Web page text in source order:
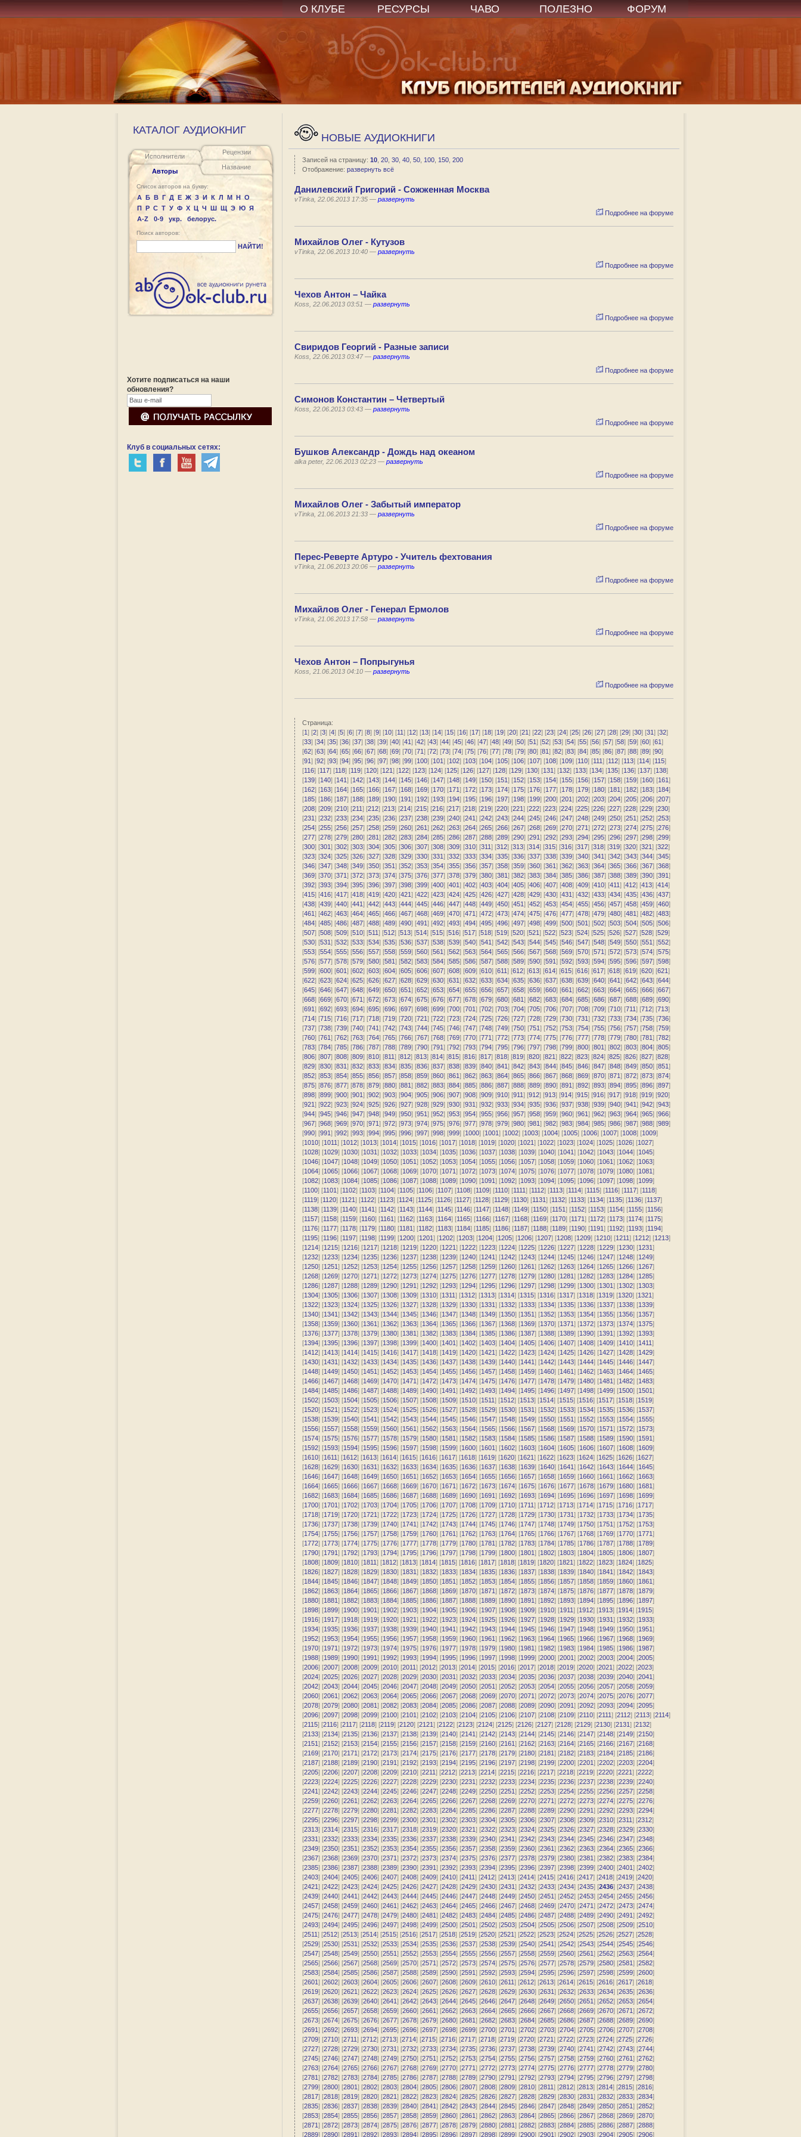
О КЛУБЕ РЕСУРСЫ ЧАВО ПОЛЕЗНО ФОРУМ
КАТАЛОГ АУДИОКНИГ
Исполнители
Авторы
Рецензии
Название
Список авторов на букву:
А Б В Г Д Е Ж З И К Л М Н О
П Р С Т У Ф Х Ц Ч Ш Щ Э Ю Я
A-Z
0-9 укр. белорус.
Поиск авторов:
НАЙТИ!
Хотите подписаться на наши
обновления?
Клуб в социальных сетях:
НОВЫЕ АУДИОКНИГИ
Записей на страницу: 10, 20, 30, 40, 50, 100, 150, 200
Отображение: развернуть всё
Данилевский Григорий - Сожженная Москва
vTinka, 22.06.2013 17:35 — развернуть
Подробнее на форуме
Михайлов Олег - Кутузов
vTinka, 22.06.2013 10:40 — развернуть
Подробнее на форуме
Чехов Антон – Чайка
Koss, 22.06.2013 03:51 — развернуть
Подробнее на форуме
Свиридов Георгий - Разные записи
Koss, 22.06.2013 03:47 — развернуть
Подробнее на форуме
Симонов Константин – Четвертый
Koss, 22.06.2013 03:43 — развернуть
Подробнее на форуме
Бушков Александр - Дождь над океаном
alka peter, 22.06.2013 02:23 — развернуть
Подробнее на форуме
Михайлов Олег - Забытый император
vTinka, 21.06.2013 21:33 — развернуть
Подробнее на форуме
Перес-Реверте Артуро - Учитель фехтования
vTinka, 21.06.2013 20:06 — развернуть
Подробнее на форуме
Михайлов Олег - Генерал Ермолов
vTinka, 21.06.2013 17:58 — развернуть
Подробнее на форуме
Чехов Антон – Попрыгунья
Koss, 21.06.2013 04:10 — развернуть
Подробнее на форуме
Страница:
[1] [2] [3] [4] [5] [6] [7] [8] [9] [10] [11] [12] [13] [14] [15] [16] [17] [18] [19] [20] [21] [22] [23] [24] [25] [26] [27] [28] [29] [30] [31] [32]
[33] [34] [35] [36] [37] [38] [39] [40] [41] [42] [43] [44] [45] [46] [47] [48] [49] [50] [51] [52] [53] [54] [55] [56] [57] [58] [59] [60] [61]
[62] [63] [64] [65] [66] [67] [68] [69] [70] [71] [72] [73] [74] [75] [76] [77] [78] [79] [80] [81] [82] [83] [84] [85] [86] [87] [88] [89] [90]
[91] [92] [93] [94] [95] [96] [97] [98] [99] [100] [101] [102] [103] [104] [105] [106] [107] [108] [109] [110] [111] [112] [113] [114] [115]
[116] [117] [118] [119] [120] [121] [122] [123] [124] [125] [126] [127] [128] [129] [130] [131] [132] [133] [134] [135] [136] [137] [138]
[139] [140] [141] [142] [143] [144] [145] [146] [147] [148] [149] [150] [151] [152] [153] [154] [155] [156] [157] [158] [159] [160] [161]
[162] [163] [164] [165] [166] [167] [168] [169] [170] [171] [172] [173] [174] [175] [176] [177] [178] [179] [180] [181] [182] [183] [184]
[185] [186] [187] [188] [189] [190] [191] [192] [193] [194] [195] [196] [197] [198] [199] [200] [201] [202] [203] [204] [205] [206] [207]
[208] [209] [210] [211] [212] [213] [214] [215] [216] [217] [218] [219] [220] [221] [222] [223] [224] [225] [226] [227] [228] [229] [230]
[231] [232] [233] [234] [235] [236] [237] [238] [239] [240] [241] [242] [243] [244] [245] [246] [247] [248] [249] [250] [251] [252] [253]
[254] [255] [256] [257] [258] [259] [260] [261] [262] [263] [264] [265] [266] [267] [268] [269] [270] [271] [272] [273] [274] [275] [276]
[277] [278] [279] [280] [281] [282] [283] [284] [285] [286] [287] [288] [289] [290] [291] [292] [293] [294] [295] [296] [297] [298] [299]
[300] [301] [302] [303] [304] [305] [306] [307] [308] [309] [310] [311] [312] [313] [314] [315] [316] [317] [318] [319] [320] [321] [322]
[323] [324] [325] [326] [327] [328] [329] [330] [331] [332] [333] [334] [335] [336] [337] [338] [339] [340] [341] [342] [343] [344] [345]
[346] [347] [348] [349] [350] [351] [352] [353] [354] [355] [356] [357] [358] [359] [360] [361] [362] [363] [364] [365] [366] [367] [368]
[369] [370] [371] [372] [373] [374] [375] [376] [377] [378] [379] [380] [381] [382] [383] [384] [385] [386] [387] [388] [389] [390] [391]
[392] [393] [394] [395] [396] [397] [398] [399] [400] [401] [402] [403] [404] [405] [406] [407] [408] [409] [410] [411] [412] [413] [414]
[415] [416] [417] [418] [419] [420] [421] [422] [423] [424] [425] [426] [427] [428] [429] [430] [431] [432] [433] [434] [435] [436] [437]
[438] [439] [440] [441] [442] [443] [444] [445] [446] [447] [448] [449] [450] [451] [452] [453] [454] [455] [456] [457] [458] [459] [460]
[461] [462] [463] [464] [465] [466] [467] [468] [469] [470] [471] [472] [473] [474] [475] [476] [477] [478] [479] [480] [481] [482] [483]
[484] [485] [486] [487] [488] [489] [490] [491] [492] [493] [494] [495] [496] [497] [498] [499] [500] [501] [502] [503] [504] [505] [506]
[507] [508] [509] [510] [511] [512] [513] [514] [515] [516] [517] [518] [519] [520] [521] [522] [523] [524] [525] [526] [527] [528] [529]
[530] [531] [532] [533] [534] [535] [536] [537] [538] [539] [540] [541] [542] [543] [544] [545] [546] [547] [548] [549] [550] [551] [552]
[553] [554] [555] [556] [557] [558] [559] [560] [561] [562] [563] [564] [565] [566] [567] [568] [569] [570] [571] [572] [573] [574] [575]
[576] [577] [578] [579] [580] [581] [582] [583] [584] [585] [586] [587] [588] [589] [590] [591] [592] [593] [594] [595] [596] [597] [598]
[599] [600] [601] [602] [603] [604] [605] [606] [607] [608] [609] [610] [611] [612] [613] [614] [615] [616] [617] [618] [619] [620] [621]
[622] [623] [624] [625] [626] [627] [628] [629] [630] [631] [632] [633] [634] [635] [636] [637] [638] [639] [640] [641] [642] [643] [644]
[645] [646] [647] [648] [649] [650] [651] [652] [653] [654] [655] [656] [657] [658] [659] [660] [661] [662] [663] [664] [665] [666] [667]
[668] [669] [670] [671] [672] [673] [674] [675] [676] [677] [678] [679] [680] [681] [682] [683] [684] [685] [686] [687] [688] [689] [690]
[691] [692] [693] [694] [695] [696] [697] [698] [699] [700] [701] [702] [703] [704] [705] [706] [707] [708] [709] [710] [711] [712] [713]
[714] [715] [716] [717] [718] [719] [720] [721] [722] [723] [724] [725] [726] [727] [728] [729] [730] [731] [732] [733] [734] [735] [736]
[737] [738] [739] [740] [741] [742] [743] [744] [745] [746] [747] [748] [749] [750] [751] [752] [753] [754] [755] [756] [757] [758] [759]
[760] [761] [762] [763] [764] [765] [766] [767] [768] [769] [770] [771] [772] [773] [774] [775] [776] [777] [778] [779] [780] [781] [782]
[783] [784] [785] [786] [787] [788] [789] [790] [791] [792] [793] [794] [795] [796] [797] [798] [799] [800] [801] [802] [803] [804] [805]
[806] [807] [808] [809] [810] [811] [812] [813] [814] [815] [816] [817] [818] [819] [820] [821] [822] [823] [824] [825] [826] [827] [828]
[829] [830] [831] [832] [833] [834] [835] [836] [837] [838] [839] [840] [841] [842] [843] [844] [845] [846] [847] [848] [849] [850] [851]
[852] [853] [854] [855] [856] [857] [858] [859] [860] [861] [862] [863] [864] [865] [866] [867] [868] [869] [870] [871] [872] [873] [874]
[875] [876] [877] [878] [879] [880] [881] [882] [883] [884] [885] [886] [887] [888] [889] [890] [891] [892] [893] [894] [895] [896] [897]
[898] [899] [900] [901] [902] [903] [904] [905] [906] [907] [908] [909] [910] [911] [912] [913] [914] [915] [916] [917] [918] [919] [920]
[921] [922] [923] [924] [925] [926] [927] [928] [929] [930] [931] [932] [933] [934] [935] [936] [937] [938] [939] [940] [941] [942] [943]
[944] [945] [946] [947] [948] [949] [950] [951] [952] [953] [954] [955] [956] [957] [958] [959] [960] [961] [962] [963] [964] [965] [966]
[967] [968] [969] [970] [971] [972] [973] [974] [975] [976] [977] [978] [979] [980] [981] [982] [983] [984] [985] [986] [987] [988] [989]
[990] [991] [992] [993] [994] [995] [996] [997] [998] [999] [1000] [1001] [1002] [1003] [1004] [1005] [1006] [1007] [1008] [1009]
[1010] [1011] [1012] [1013] [1014] [1015] [1016] [1017] [1018] [1019] [1020] [1021] [1022] [1023] [1024] [1025] [1026] [1027]
[1028] [1029] [1030] [1031] [1032] [1033] [1034] [1035] [1036] [1037] [1038] [1039] [1040] [1041] [1042] [1043] [1044] [1045]
[1046] [1047] [1048] [1049] [1050] [1051] [1052] [1053] [1054] [1055] [1056] [1057] [1058] [1059] [1060] [1061] [1062] [1063]
[1064] [1065] [1066] [1067] [1068] [1069] [1070] [1071] [1072] [1073] [1074] [1075] [1076] [1077] [1078] [1079] [1080] [1081]
[1082] [1083] [1084] [1085] [1086] [1087] [1088] [1089] [1090] [1091] [1092] [1093] [1094] [1095] [1096] [1097] [1098] [1099]
[1100] [1101] [1102] [1103] [1104] [1105] [1106] [1107] [1108] [1109] [1110] [1111] [1112] [1113] [1114] [1115] [1116] [1117] [1118]
[1119] [1120] [1121] [1122] [1123] [1124] [1125] [1126] [1127] [1128] [1129] [1130] [1131] [1132] [1133] [1134] [1135] [1136] [1137]
[1138] [1139] [1140] [1141] [1142] [1143] [1144] [1145] [1146] [1147] [1148] [1149] [1150] [1151] [1152] [1153] [1154] [1155] [1156]
[1157] [1158] [1159] [1160] [1161] [1162] [1163] [1164] [1165] [1166] [1167] [1168] [1169] [1170] [1171] [1172] [1173] [1174] [1175]
[1176] [1177] [1178] [1179] [1180] [1181] [1182] [1183] [1184] [1185] [1186] [1187] [1188] [1189] [1190] [1191] [1192] [1193] [1194]
[1195] [1196] [1197] [1198] [1199] [1200] [1201] [1202] [1203] [1204] [1205] [1206] [1207] [1208] [1209] [1210] [1211] [1212] [1213]
[1214] [1215] [1216] [1217] [1218] [1219] [1220] [1221] [1222] [1223] [1224] [1225] [1226] [1227] [1228] [1229] [1230] [1231]
[1232] [1233] [1234] [1235] [1236] [1237] [1238] [1239] [1240] [1241] [1242] [1243] [1244] [1245] [1246] [1247] [1248] [1249]
[1250] [1251] [1252] [1253] [1254] [1255] [1256] [1257] [1258] [1259] [1260] [1261] [1262] [1263] [1264] [1265] [1266] [1267]
[1268] [1269] [1270] [1271] [1272] [1273] [1274] [1275] [1276] [1277] [1278] [1279] [1280] [1281] [1282] [1283] [1284] [1285]
[1286] [1287] [1288] [1289] [1290] [1291] [1292] [1293] [1294] [1295] [1296] [1297] [1298] [1299] [1300] [1301] [1302] [1303]
[1304] [1305] [1306] [1307] [1308] [1309] [1310] [1311] [1312] [1313] [1314] [1315] [1316] [1317] [1318] [1319] [1320] [1321]
[1322] [1323] [1324] [1325] [1326] [1327] [1328] [1329] [1330] [1331] [1332] [1333] [1334] [1335] [1336] [1337] [1338] [1339]
[1340] [1341] [1342] [1343] [1344] [1345] [1346] [1347] [1348] [1349] [1350] [1351] [1352] [1353] [1354] [1355] [1356] [1357]
[1358] [1359] [1360] [1361] [1362] [1363] [1364] [1365] [1366] [1367] [1368] [1369] [1370] [1371] [1372] [1373] [1374] [1375]
[1376] [1377] [1378] [1379] [1380] [1381] [1382] [1383] [1384] [1385] [1386] [1387] [1388] [1389] [1390] [1391] [1392] [1393]
[1394] [1395] [1396] [1397] [1398] [1399] [1400] [1401] [1402] [1403] [1404] [1405] [1406] [1407] [1408] [1409] [1410] [1411]
[1412] [1413] [1414] [1415] [1416] [1417] [1418] [1419] [1420] [1421] [1422] [1423] [1424] [1425] [1426] [1427] [1428] [1429]
[1430] [1431] [1432] [1433] [1434] [1435] [1436] [1437] [1438] [1439] [1440] [1441] [1442] [1443] [1444] [1445] [1446] [1447]
[1448] [1449] [1450] [1451] [1452] [1453] [1454] [1455] [1456] [1457] [1458] [1459] [1460] [1461] [1462] [1463] [1464] [1465]
[1466] [1467] [1468] [1469] [1470] [1471] [1472] [1473] [1474] [1475] [1476] [1477] [1478] [1479] [1480] [1481] [1482] [1483]
[1484] [1485] [1486] [1487] [1488] [1489] [1490] [1491] [1492] [1493] [1494] [1495] [1496] [1497] [1498] [1499] [1500] [1501]
[1502] [1503] [1504] [1505] [1506] [1507] [1508] [1509] [1510] [1511] [1512] [1513] [1514] [1515] [1516] [1517] [1518] [1519]
[1520] [1521] [1522] [1523] [1524] [1525] [1526] [1527] [1528] [1529] [1530] [1531] [1532] [1533] [1534] [1535] [1536] [1537]
[1538] [1539] [1540] [1541] [1542] [1543] [1544] [1545] [1546] [1547] [1548] [1549] [1550] [1551] [1552] [1553] [1554] [1555]
[1556] [1557] [1558] [1559] [1560] [1561] [1562] [1563] [1564] [1565] [1566] [1567] [1568] [1569] [1570] [1571] [1572] [1573]
[1574] [1575] [1576] [1577] [1578] [1579] [1580] [1581] [1582] [1583] [1584] [1585] [1586] [1587] [1588] [1589] [1590] [1591]
[1592] [1593] [1594] [1595] [1596] [1597] [1598] [1599] [1600] [1601] [1602] [1603] [1604] [1605] [1606] [1607] [1608] [1609]
[1610] [1611] [1612] [1613] [1614] [1615] [1616] [1617] [1618] [1619] [1620] [1621] [1622] [1623] [1624] [1625] [1626] [1627]
[1628] [1629] [1630] [1631] [1632] [1633] [1634] [1635] [1636] [1637] [1638] [1639] [1640] [1641] [1642] [1643] [1644] [1645]
[1646] [1647] [1648] [1649] [1650] [1651] [1652] [1653] [1654] [1655] [1656] [1657] [1658] [1659] [1660] [1661] [1662] [1663]
[1664] [1665] [1666] [1667] [1668] [1669] [1670] [1671] [1672] [1673] [1674] [1675] [1676] [1677] [1678] [1679] [1680] [1681]
[1682] [1683] [1684] [1685] [1686] [1687] [1688] [1689] [1690] [1691] [1692] [1693] [1694] [1695] [1696] [1697] [1698] [1699]
[1700] [1701] [1702] [1703] [1704] [1705] [1706] [1707] [1708] [1709] [1710] [1711] [1712] [1713] [1714] [1715] [1716] [1717]
[1718] [1719] [1720] [1721] [1722] [1723] [1724] [1725] [1726] [1727] [1728] [1729] [1730] [1731] [1732] [1733] [1734] [1735]
[1736] [1737] [1738] [1739] [1740] [1741] [1742] [1743] [1744] [1745] [1746] [1747] [1748] [1749] [1750] [1751] [1752] [1753]
[1754] [1755] [1756] [1757] [1758] [1759] [1760] [1761] [1762] [1763] [1764] [1765] [1766] [1767] [1768] [1769] [1770] [1771]
[1772] [1773] [1774] [1775] [1776] [1777] [1778] [1779] [1780] [1781] [1782] [1783] [1784] [1785] [1786] [1787] [1788] [1789]
[1790] [1791] [1792] [1793] [1794] [1795] [1796] [1797] [1798] [1799] [1800] [1801] [1802] [1803] [1804] [1805] [1806] [1807]
[1808] [1809] [1810] [1811] [1812] [1813] [1814] [1815] [1816] [1817] [1818] [1819] [1820] [1821] [1822] [1823] [1824] [1825]
[1826] [1827] [1828] [1829] [1830] [1831] [1832] [1833] [1834] [1835] [1836] [1837] [1838] [1839] [1840] [1841] [1842] [1843]
[1844] [1845] [1846] [1847] [1848] [1849] [1850] [1851] [1852] [1853] [1854] [1855] [1856] [1857] [1858] [1859] [1860] [1861]
[1862] [1863] [1864] [1865] [1866] [1867] [1868] [1869] [1870] [1871] [1872] [1873] [1874] [1875] [1876] [1877] [1878] [1879]
[1880] [1881] [1882] [1883] [1884] [1885] [1886] [1887] [1888] [1889] [1890] [1891] [1892] [1893] [1894] [1895] [1896] [1897]
[1898] [1899] [1900] [1901] [1902] [1903] [1904] [1905] [1906] [1907] [1908] [1909] [1910] [1911] [1912] [1913] [1914] [1915]
[1916] [1917] [1918] [1919] [1920] [1921] [1922] [1923] [1924] [1925] [1926] [1927] [1928] [1929] [1930] [1931] [1932] [1933]
[1934] [1935] [1936] [1937] [1938] [1939] [1940] [1941] [1942] [1943] [1944] [1945] [1946] [1947] [1948] [1949] [1950] [1951]
[1952] [1953] [1954] [1955] [1956] [1957] [1958] [1959] [1960] [1961] [1962] [1963] [1964] [1965] [1966] [1967] [1968] [1969]
[1970] [1971] [1972] [1973] [1974] [1975] [1976] [1977] [1978] [1979] [1980] [1981] [1982] [1983] [1984] [1985] [1986] [1987]
[1988] [1989] [1990] [1991] [1992] [1993] [1994] [1995] [1996] [1997] [1998] [1999] [2000] [2001] [2002] [2003] [2004] [2005]
[2006] [2007] [2008] [2009] [2010] [2011] [2012] [2013] [2014] [2015] [2016] [2017] [2018] [2019] [2020] [2021] [2022] [2023]
[2024] [2025] [2026] [2027] [2028] [2029] [2030] [2031] [2032] [2033] [2034] [2035] [2036] [2037] [2038] [2039] [2040] [2041]
[2042] [2043] [2044] [2045] [2046] [2047] [2048] [2049] [2050] [2051] [2052] [2053] [2054] [2055] [2056] [2057] [2058] [2059]
[2060] [2061] [2062] [2063] [2064] [2065] [2066] [2067] [2068] [2069] [2070] [2071] [2072] [2073] [2074] [2075] [2076] [2077]
[2078] [2079] [2080] [2081] [2082] [2083] [2084] [2085] [2086] [2087] [2088] [2089] [2090] [2091] [2092] [2093] [2094] [2095]
[2096] [2097] [2098] [2099] [2100] [2101] [2102] [2103] [2104] [2105] [2106] [2107] [2108] [2109] [2110] [2111] [2112] [2113] [2114]
[2115] [2116] [2117] [2118] [2119] [2120] [2121] [2122] [2123] [2124] [2125] [2126] [2127] [2128] [2129] [2130] [2131] [2132]
[2133] [2134] [2135] [2136] [2137] [2138] [2139] [2140] [2141] [2142] [2143] [2144] [2145] [2146] [2147] [2148] [2149] [2150]
[2151] [2152] [2153] [2154] [2155] [2156] [2157] [2158] [2159] [2160] [2161] [2162] [2163] [2164] [2165] [2166] [2167] [2168]
[2169] [2170] [2171] [2172] [2173] [2174] [2175] [2176] [2177] [2178] [2179] [2180] [2181] [2182] [2183] [2184] [2185] [2186]
[2187] [2188] [2189] [2190] [2191] [2192] [2193] [2194] [2195] [2196] [2197] [2198] [2199] [2200] [2201] [2202] [2203] [2204]
[2205] [2206] [2207] [2208] [2209] [2210] [2211] [2212] [2213] [2214] [2215] [2216] [2217] [2218] [2219] [2220] [2221] [2222]
[2223] [2224] [2225] [2226] [2227] [2228] [2229] [2230] [2231] [2232] [2233] [2234] [2235] [2236] [2237] [2238] [2239] [2240]
[2241] [2242] [2243] [2244] [2245] [2246] [2247] [2248] [2249] [2250] [2251] [2252] [2253] [2254] [2255] [2256] [2257] [2258]
[2259] [2260] [2261] [2262] [2263] [2264] [2265] [2266] [2267] [2268] [2269] [2270] [2271] [2272] [2273] [2274] [2275] [2276]
[2277] [2278] [2279] [2280] [2281] [2282] [2283] [2284] [2285] [2286] [2287] [2288] [2289] [2290] [2291] [2292] [2293] [2294]
[2295] [2296] [2297] [2298] [2299] [2300] [2301] [2302] [2303] [2304] [2305] [2306] [2307] [2308] [2309] [2310] [2311] [2312]
[2313] [2314] [2315] [2316] [2317] [2318] [2319] [2320] [2321] [2322] [2323] [2324] [2325] [2326] [2327] [2328] [2329] [2330]
[2331] [2332] [2333] [2334] [2335] [2336] [2337] [2338] [2339] [2340] [2341] [2342] [2343] [2344] [2345] [2346] [2347] [2348]
[2349] [2350] [2351] [2352] [2353] [2354] [2355] [2356] [2357] [2358] [2359] [2360] [2361] [2362] [2363] [2364] [2365] [2366]
[2367] [2368] [2369] [2370] [2371] [2372] [2373] [2374] [2375] [2376] [2377] [2378] [2379] [2380] [2381] [2382] [2383] [2384]
[2385] [2386] [2387] [2388] [2389] [2390] [2391] [2392] [2393] [2394] [2395] [2396] [2397] [2398] [2399] [2400] [2401] [2402]
[2403] [2404] [2405] [2406] [2407] [2408] [2409] [2410] [2411] [2412] [2413] [2414] [2415] [2416] [2417] [2418] [2419] [2420]
[2421] [2422] [2423] [2424] [2425] [2426] [2427] [2428] [2429] [2430] [2431] [2432] [2433] [2434] [2435] [2436] [2437] [2438]
[2439] [2440] [2441] [2442] [2443] [2444] [2445] [2446] [2447] [2448] [2449] [2450] [2451] [2452] [2453] [2454] [2455] [2456]
[2457] [2458] [2459] [2460] [2461] [2462] [2463] [2464] [2465] [2466] [2467] [2468] [2469] [2470] [2471] [2472] [2473] [2474]
[2475] [2476] [2477] [2478] [2479] [2480] [2481] [2482] [2483] [2484] [2485] [2486] [2487] [2488] [2489] [2490] [2491] [2492]
[2493] [2494] [2495] [2496] [2497] [2498] [2499] [2500] [2501] [2502] [2503] [2504] [2505] [2506] [2507] [2508] [2509] [2510]
[2511] [2512] [2513] [2514] [2515] [2516] [2517] [2518] [2519] [2520] [2521] [2522] [2523] [2524] [2525] [2526] [2527] [2528]
[2529] [2530] [2531] [2532] [2533] [2534] [2535] [2536] [2537] [2538] [2539] [2540] [2541] [2542] [2543] [2544] [2545] [2546]
[2547] [2548] [2549] [2550] [2551] [2552] [2553] [2554] [2555] [2556] [2557] [2558] [2559] [2560] [2561] [2562] [2563] [2564]
[2565] [2566] [2567] [2568] [2569] [2570] [2571] [2572] [2573] [2574] [2575] [2576] [2577] [2578] [2579] [2580] [2581] [2582]
[2583] [2584] [2585] [2586] [2587] [2588] [2589] [2590] [2591] [2592] [2593] [2594] [2595] [2596] [2597] [2598] [2599] [2600]
[2601] [2602] [2603] [2604] [2605] [2606] [2607] [2608] [2609] [2610] [2611] [2612] [2613] [2614] [2615] [2616] [2617] [2618]
[2619] [2620] [2621] [2622] [2623] [2624] [2625] [2626] [2627] [2628] [2629] [2630] [2631] [2632] [2633] [2634] [2635] [2636]
[2637] [2638] [2639] [2640] [2641] [2642] [2643] [2644] [2645] [2646] [2647] [2648] [2649] [2650] [2651] [2652] [2653] [2654]
[2655] [2656] [2657] [2658] [2659] [2660] [2661] [2662] [2663] [2664] [2665] [2666] [2667] [2668] [2669] [2670] [2671] [2672]
[2673] [2674] [2675] [2676] [2677] [2678] [2679] [2680] [2681] [2682] [2683] [2684] [2685] [2686] [2687] [2688] [2689] [2690]
[2691] [2692] [2693] [2694] [2695] [2696] [2697] [2698] [2699] [2700] [2701] [2702] [2703] [2704] [2705] [2706] [2707] [2708]
[2709] [2710] [2711] [2712] [2713] [2714] [2715] [2716] [2717] [2718] [2719] [2720] [2721] [2722] [2723] [2724] [2725] [2726]
[2727] [2728] [2729] [2730] [2731] [2732] [2733] [2734] [2735] [2736] [2737] [2738] [2739] [2740] [2741] [2742] [2743] [2744]
[2745] [2746] [2747] [2748] [2749] [2750] [2751] [2752] [2753] [2754] [2755] [2756] [2757] [2758] [2759] [2760] [2761] [2762]
[2763] [2764] [2765] [2766] [2767] [2768] [2769] [2770] [2771] [2772] [2773] [2774] [2775] [2776] [2777] [2778] [2779] [2780]
[2781] [2782] [2783] [2784] [2785] [2786] [2787] [2788] [2789] [2790] [2791] [2792] [2793] [2794] [2795] [2796] [2797] [2798]
[2799] [2800] [2801] [2802] [2803] [2804] [2805] [2806] [2807] [2808] [2809] [2810] [2811] [2812] [2813] [2814] [2815] [2816]
[2817] [2818] [2819] [2820] [2821] [2822] [2823] [2824] [2825] [2826] [2827] [2828] [2829] [2830] [2831] [2832] [2833] [2834]
[2835] [2836] [2837] [2838] [2839] [2840] [2841] [2842] [2843] [2844] [2845] [2846] [2847] [2848] [2849] [2850] [2851] [2852]
[2853] [2854] [2855] [2856] [2857] [2858] [2859] [2860] [2861] [2862] [2863] [2864] [2865] [2866] [2867] [2868] [2869] [2870]
[2871] [2872] [2873] [2874] [2875] [2876] [2877] [2878] [2879] [2880] [2881] [2882] [2883] [2884] [2885] [2886] [2887] [2888]
[2889] [2890] [2891] [2892] [2893] [2894] [2895] [2896] [2897] [2898] [2899] [2900] [2901] [2902] [2903] [2904] [2905] [2906]